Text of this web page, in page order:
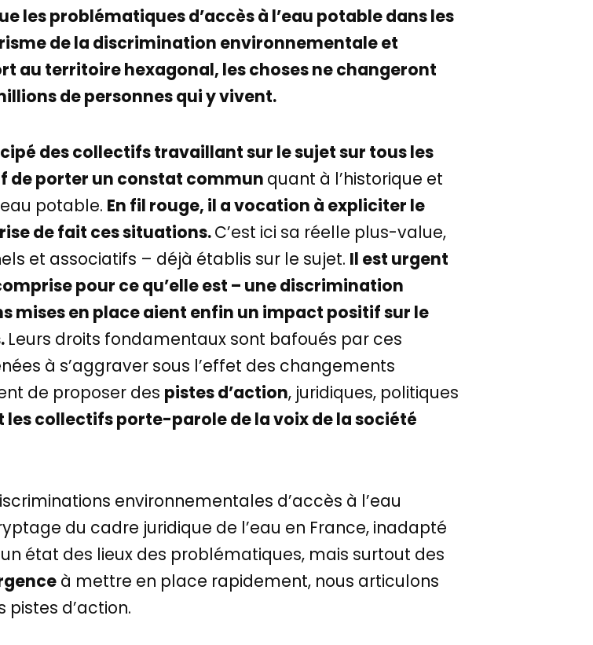
les problématiques d’accès à l’eau potable dans les
de la discrimination environnementale et
au territoire hexagonal, les choses ne changeront
de personnes qui y vivent.
des collectifs travaillant sur le sujet sur tous les
de porter un constat commun quant à l’historique et
potable. En fil rouge, il a vocation à expliciter le
de fait ces situations.C’est ici sa réelle plus-value,
et associatifs – déjà établis sur le sujet. Il est urgent
pour ce qu’elle est – une discrimination
mises en place aient enfin un impact positif sur le
Leurs droits fondamentaux sont bafoués par ces
à s’aggraver sous l’effet des changements
de proposer des pistes d’action, juridiques, politiques
les collectifs porte-parole de la voix de la société
environnementales d’accès à l’eau
du cadre juridique de l’eau en France, inadapté
état des lieux des problématiques, mais surtout des
à mettre en place rapidement, nous articulons
d’action.